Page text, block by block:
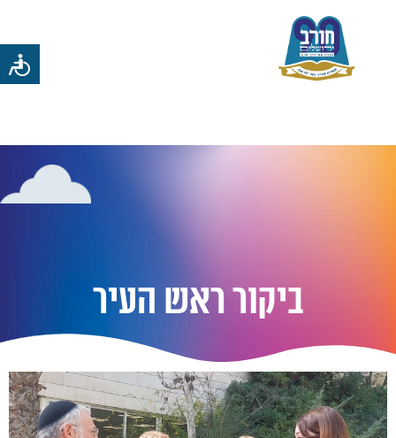
יריד חסד והתרמת
שיער-לע"נ יותם חיים,
יוסף מלאכי גדליה, אלקנה
נוילנדר ולירון שניר הי"ד.
ביקור ראש העיר